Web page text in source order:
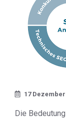
17 Dezember
Die